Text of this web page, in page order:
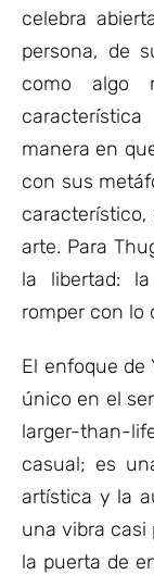
celebra
persona, de
como algo
manera en
con sus
arte. Para
la libertad:
romper con lo
El enfoque de
único en el
larger-than-
casual; es
artística y la
una vibra casi
la puerta de